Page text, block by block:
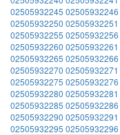
02505932245 02505932246
02505932250 02505932251
02505932255 02505932256
02505932260 02505932261
02505932265 02505932266
02505932270 02505932271
02505932275 02505932276
02505932280 02505932281
02505932285 02505932286
02505932290 02505932291
02505932295 02505932296